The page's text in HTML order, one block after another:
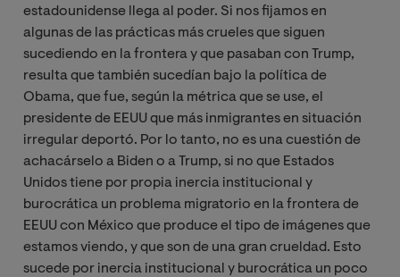
estadounidense llega al poder. Si nos fijamos en
algunas de las prácticas más crueles que siguen
sucediendo en la frontera y que pasaban con Trump,
resulta que también sucedían bajo la política de
Obama, que fue, según la métrica que se use, el
presidente de EEUU que más inmigrantes en situación
irregular deportó. Por lo tanto, no es una cuestión de
achacárselo a Biden o a Trump, si no que Estados
Unidos tiene por propia inercia institucional y
burocrática un problema migratorio en la frontera de
EEUU con México que produce el tipo de imágenes que
estamos viendo, y que son de una gran crueldad. Esto
sucede por inercia institucional y burocrática un poco